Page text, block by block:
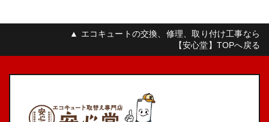
▲ エコキュートの交換、修理、取り付け工事なら
【安心堂】TOPへ戻る